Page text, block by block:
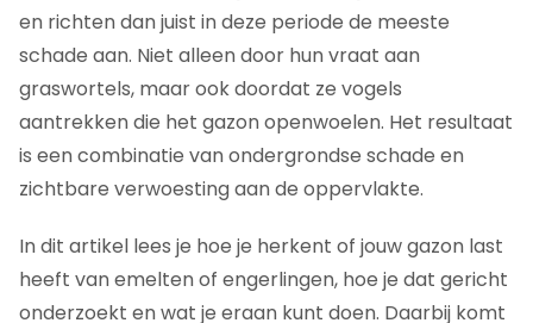
en richten dan juist in deze periode de meeste
schade aan. Niet alleen door hun vraat aan
graswortels, maar ook doordat ze vogels
aantrekken die het gazon openwoelen. Het resultaat
is een combinatie van ondergrondse schade en
zichtbare verwoesting aan de oppervlakte.
In dit artikel lees je hoe je herkent of jouw gazon last
heeft van emelten of engerlingen, hoe je dat gericht
onderzoekt en wat je eraan kunt doen. Daarbij komt